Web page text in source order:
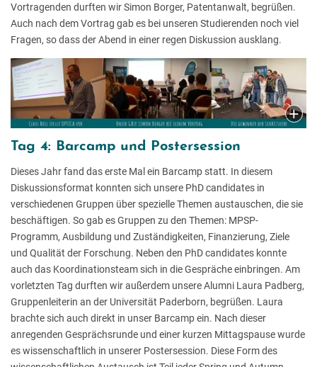
Vortragenden durften wir Simon Borger, Patentanwalt, begrüßen.
Auch nach dem Vortrag gab es bei unseren Studierenden noch viel
Fragen, so dass der Abend in einer regen Diskussion ausklang.
Tag 4: Barcamp und Postersession
Dieses Jahr fand das erste Mal ein Barcamp statt. In diesem
Diskussionsformat konnten sich unsere PhD candidates in
verschiedenen Gruppen über spezielle Themen austauschen, die sie
beschäftigen. So gab es Gruppen zu den Themen: MPSP-
Programm, Ausbildung und Zuständigkeiten, Finanzierung, Ziele
und Qualität der Forschung. Neben den PhD candidates konnte
auch das Koordinationsteam sich in die Gespräche einbringen. Am
vorletzten Tag durften wir außerdem unsere Alumni Laura Padberg,
Gruppenleiterin an der Universität Paderborn, begrüßen. Laura
brachte sich auch direkt in unser Barcamp ein. Nach dieser
anregenden Gesprächsrunde und einer kurzen Mittagspause wurde
es wissenschaftlich in unserer Postersession. Diese Form des